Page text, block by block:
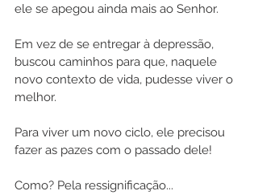
ele se apegou ainda mais ao Senhor.
Em vez de se entregar à depressão,
buscou caminhos para que, naquele
novo contexto de vida, pudesse viver o
melhor.
Para viver um novo ciclo, ele precisou
fazer as pazes com o passado dele!
Como? Pela ressignificação...